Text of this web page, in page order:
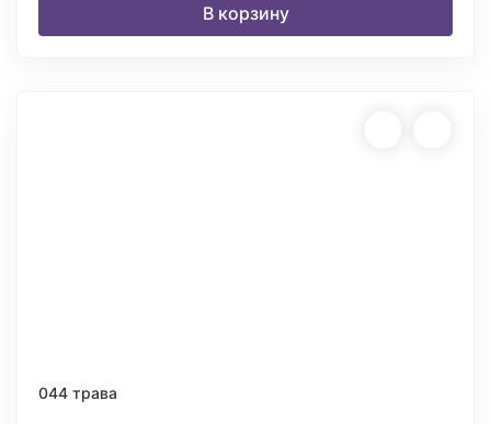
В корзину
044 трава